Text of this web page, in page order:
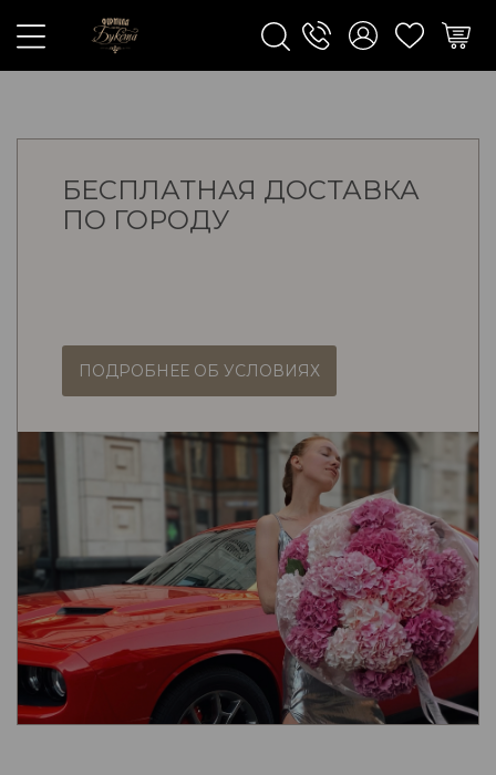
БЕСПЛАТНАЯ ДОСТАВКА
ПО ГОРОДУ
ПОДРОБНЕЕ ОБ УСЛОВИЯХ